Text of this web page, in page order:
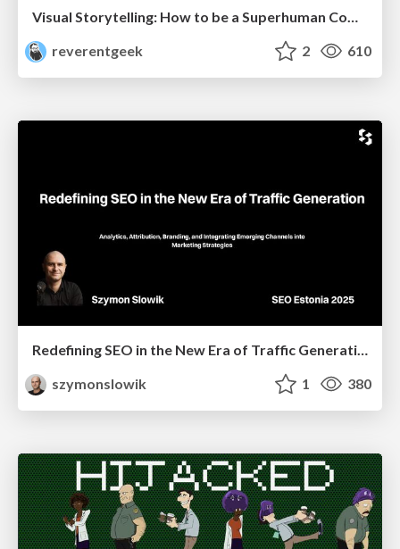
Visual Storytelling: How to be a Superhuman Communicator
reverentgeek
2 610
Redefining SEO in the New Era of Traffic Generation
szymonslowik
1 380